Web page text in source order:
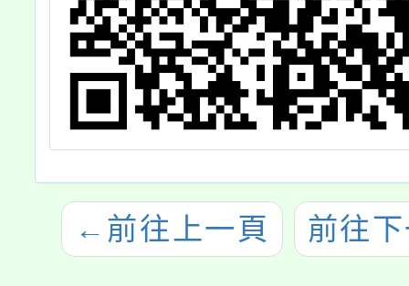
← 前往上一頁 前往